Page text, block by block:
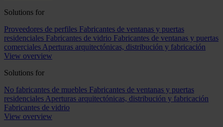
Solutions for
Proveedores de perfiles Fabricantes de ventanas y puertas
residenciales Fabricantes de vidrio Fabricantes de ventanas y puertas
comerciales Aperturas arquitectónicas, distribución y fabricación
View overview
Solutions for
No fabricantes de muebles Fabricantes de ventanas y puertas
residenciales Aperturas arquitectónicas, distribución y fabricación
Fabricantes de vidrio
View overview